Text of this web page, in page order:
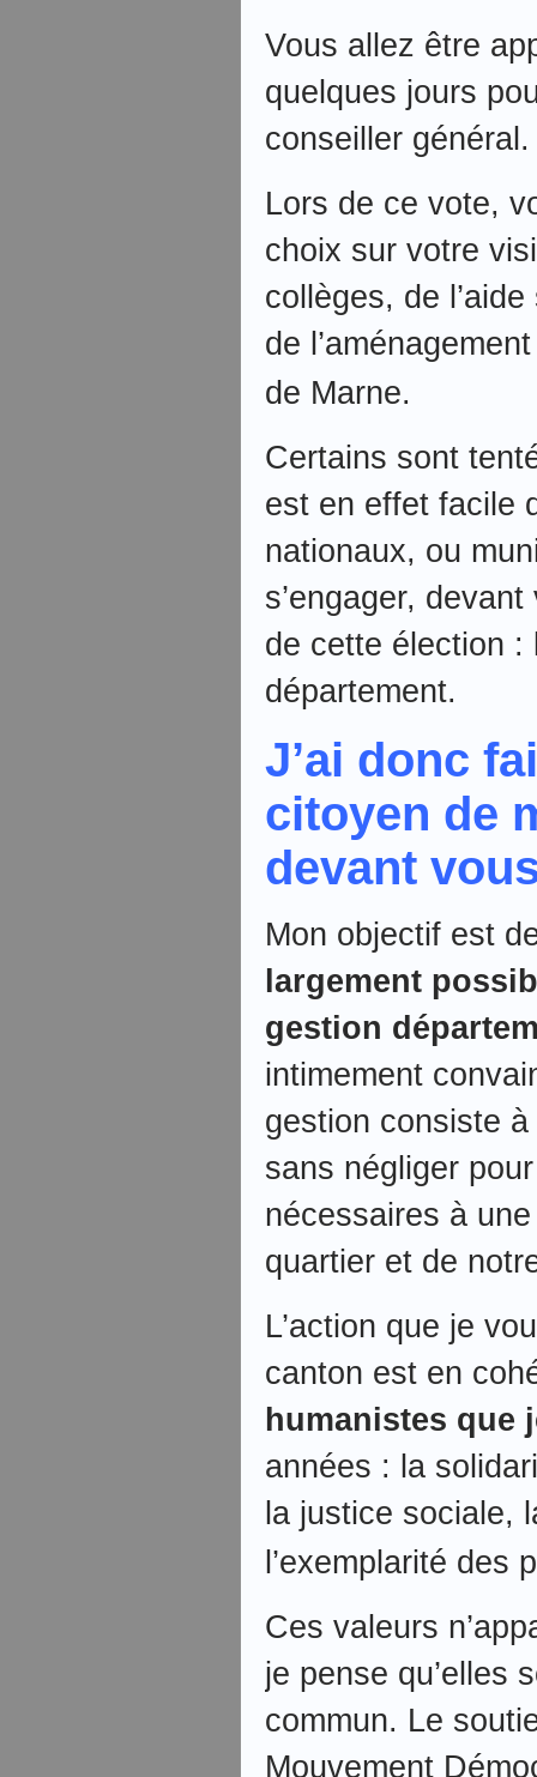
Vous allez être
quelques jours
conseiller général.
Lors de ce vote,
choix sur votre
collèges, de
de
de Marne.
Certains sont
est en effet facile
nationaux, ou
s’engager,
de cette élection :
département.
J’ai donc
citoyen de
devant
Mon objectif est
largement
gestion
intimement
gestion consiste
sans négliger
nécessaires à
quartier et de
L’action que je
canton est en
humanistes que
années : la
la justice sociale,
l’exemplarité des
Ces valeurs
je pense qu’elles
commun. Le
Mouvement